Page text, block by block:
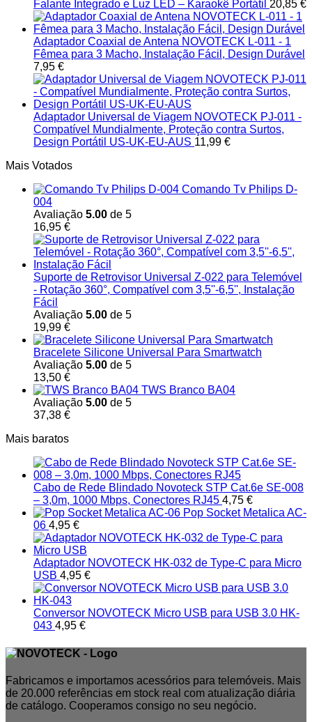
Falante Integrado e Luz LED – Karaokê Portátil 20,85 €
Adaptador Coaxial de Antena NOVOTECK L-011 - 1
Fêmea para 3 Macho, Instalação Fácil, Design Durável
7,95 €
Adaptador Universal de Viagem NOVOTECK PJ-011 -
Compatível Mundialmente, Proteção contra Surtos,
Design Portátil US-UK-EU-AUS 11,99 €
Mais Votados
Comando Tv Philips D-
004
Avaliação 5.00 de 5
16,95 €
Suporte de Retrovisor Universal Z-022 para Telemóvel
- Rotação 360°, Compatível com 3,5''-6,5'', Instalação
Fácil
Avaliação 5.00 de 5
19,99 €
Bracelete Silicone Universal Para Smartwatch
Avaliação 5.00 de 5
13,50 €
TWS Branco BA04
Avaliação 5.00 de 5
37,38 €
Mais baratos
Cabo de Rede Blindado Novoteck STP Cat.6e SE-008
– 3,0m, 1000 Mbps, Conectores RJ45 4,75 €
Pop Socket Metalica AC-
06 4,95 €
Adaptador NOVOTECK HK-032 de Type-C para Micro
USB 4,95 €
Conversor NOVOTECK Micro USB para USB 3.0 HK-
043 4,95 €
Fabricamos e importamos acessórios para telemóveis. Mais
de 20.000 referências em stock real com atualização diária
de catálogo. Cooperamos consigo no seu negócio.